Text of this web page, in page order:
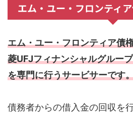
エム・ユー・フロンティ
エム・ユー・フロンティア債
菱UFJフィナンシャルグルー
を専門に行うサービサーです
債務者からの借入金の回収を